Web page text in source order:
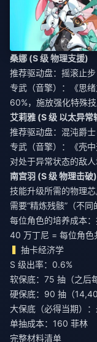
桑娜 (S 级 物理支援)
推荐驱动盘：摇滚止
专武（音擎）：《思
60%，施放强化特殊
艾莉雅 (S 级 以太异常
推荐驱动盘：混沌爵
专武（音擎）：《壳
对处于异常状态的敌人
南宫羽 (S 级 物理击破)
技能升级所需的物理
需要“精炼残骸”（不同
每位角色的培养成本
40 万丁尼 = 每位角色
抽卡经济学
S 级出率：0.6%
软保底：75 抽（之后
硬保底：90 抽（
大保底（必得当期）
单抽成本：160 菲林
完整材料清单